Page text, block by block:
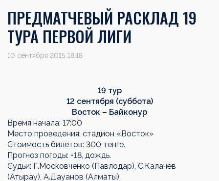
ПРЕДМАТЧЕВЫЙ РАСКЛАД 19
ТУРА ПЕРВОЙ ЛИГИ
10 сентября 2015 18:18
19 тур
12 сентября (суббота)
Восток – Байконур
Время начала: 17:00
Место проведения: стадион «Восток»
Стоимость билетов: 300 тенге.
Прогноз погоды: +18, дождь.
Судьи: Г.Московченко (Павлодар), С.Калачёв
(Атырау), А.Дауанов (Алматы)